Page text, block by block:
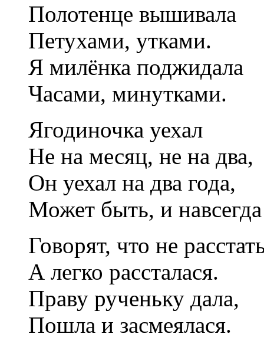
Полотенце вышивала
Петухами, утками.
Я милёнка поджидала
Часами, минутками.
Ягодиночка уехал
Не на месяц, не на два,
Он уехал на два года,
Может быть, и
Говорят, что не
А легко рассталася.
Праву рученьку дала,
Пошла и засмеялася.